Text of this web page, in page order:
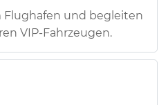
Flughafen und begleiten
VIP-Fahrzeugen.